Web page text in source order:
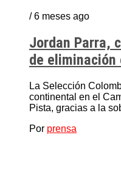
/ 6 meses ago
Jordan Parra,
de eliminación
La Selección
continental en el
Pista, gracias a la
Por prensa